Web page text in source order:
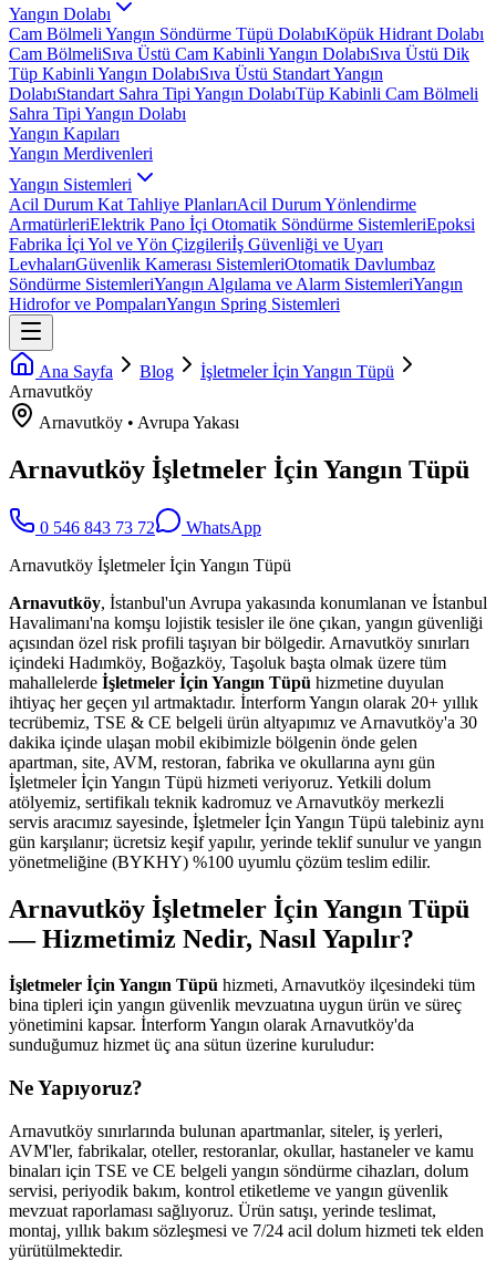
Yangın Dolabı
Cam Bölmeli Yangın Söndürme Tüpü DolabıKöpük Hidrant Dolabı
Cam BölmeliSıva Üstü Cam Kabinli Yangın DolabıSıva Üstü Dik
Tüp Kabinli Yangın DolabıSıva Üstü Standart Yangın
DolabıStandart Sahra Tipi Yangın DolabıTüp Kabinli Cam Bölmeli
Sahra Tipi Yangın Dolabı
Yangın Kapıları
Yangın Merdivenleri
Yangın Sistemleri
Acil Durum Kat Tahliye PlanlarıAcil Durum Yönlendirme
ArmatürleriElektrik Pano İçi Otomatik Söndürme SistemleriEpoksi
Fabrika İçi Yol ve Yön Çizgileriİş Güvenliği ve Uyarı
LevhalarıGüvenlik Kamerası SistemleriOtomatik Davlumbaz
Söndürme SistemleriYangın Algılama ve Alarm SistemleriYangın
Hidrofor ve PompalarıYangın Spring Sistemleri
Ana Sayfa Blog
İşletmeler İçin Yangın Tüpü
Arnavutköy
Arnavutköy • Avrupa Yakası
Arnavutköy İşletmeler İçin Yangın Tüpü
0 546 843 73 72
WhatsApp
Arnavutköy İşletmeler İçin Yangın Tüpü
Arnavutköy, İstanbul'un Avrupa yakasında konumlanan ve İstanbul
Havalimanı'na komşu lojistik tesisler ile öne çıkan, yangın güvenliği
açısından özel risk profili taşıyan bir bölgedir. Arnavutköy sınırları
içindeki Hadımköy, Boğazköy, Taşoluk başta olmak üzere tüm
mahallelerde İşletmeler İçin Yangın Tüpü hizmetine duyulan
ihtiyaç her geçen yıl artmaktadır. İnterform Yangın olarak 20+ yıllık
tecrübemiz, TSE & CE belgeli ürün altyapımız ve Arnavutköy'a 30
dakika içinde ulaşan mobil ekibimizle bölgenin önde gelen
apartman, site, AVM, restoran, fabrika ve okullarına aynı gün
İşletmeler İçin Yangın Tüpü hizmeti veriyoruz. Yetkili dolum
atölyemiz, sertifikalı teknik kadromuz ve Arnavutköy merkezli
servis aracımız sayesinde, İşletmeler İçin Yangın Tüpü talebiniz aynı
gün karşılanır; ücretsiz keşif yapılır, yerinde teklif sunulur ve yangın
yönetmeliğine (BYKHY) %100 uyumlu çözüm teslim edilir.
Arnavutköy İşletmeler İçin Yangın Tüpü
— Hizmetimiz Nedir, Nasıl Yapılır?
İşletmeler İçin Yangın Tüpü hizmeti, Arnavutköy ilçesindeki tüm
bina tipleri için yangın güvenlik mevzuatına uygun ürün ve süreç
yönetimini kapsar. İnterform Yangın olarak Arnavutköy'da
sunduğumuz hizmet üç ana sütun üzerine kuruludur:
Ne Yapıyoruz?
Arnavutköy sınırlarında bulunan apartmanlar, siteler, iş yerleri,
AVM'ler, fabrikalar, oteller, restoranlar, okullar, hastaneler ve kamu
binaları için TSE ve CE belgeli yangın söndürme cihazları, dolum
servisi, periyodik bakım, kontrol etiketleme ve yangın güvenlik
mevzuat raporlaması sağlıyoruz. Ürün satışı, yerinde teslimat,
montaj, yıllık bakım sözleşmesi ve 7/24 acil dolum hizmeti tek elden
yürütülmektedir.